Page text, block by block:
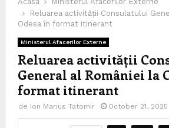
Reluarea activității Consulatului
Odesa în format itinerant
Ministerul Afacerilor Externe
Reluarea activității
General al României la
format itinerant
de Ion Marius Tatomir October 21, 2025